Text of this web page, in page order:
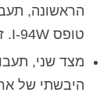
הראשונה,
טופס I-94W. זה נכון במיוחד אם אין לך ESTA חוקי.
מצד שני,